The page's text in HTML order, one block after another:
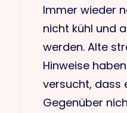
Immer wieder
nicht kühl und
werden. Alte
Hinweise
versucht, dass
Gegenüber